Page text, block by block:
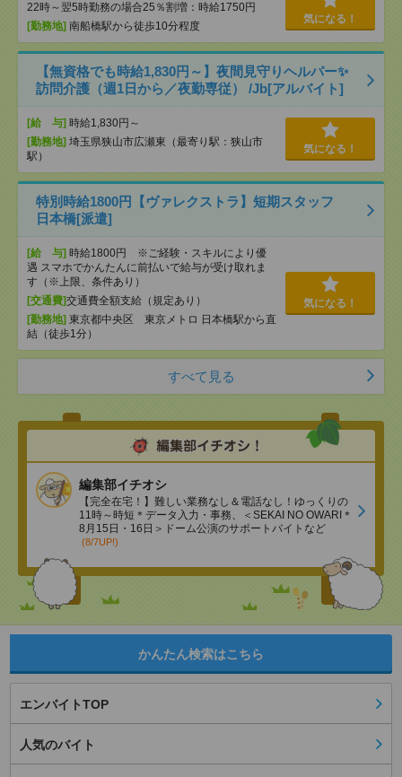
22時～翌5時勤務の場合25％割増：時給1750円
[勤務地] 南船橋駅から徒歩10分程度
気になる！
【無資格でも時給1,830円～】夜間見守りヘルパー✨
訪問介護（週1日から／夜勤専従） /Jb[アルバイト]
[給 与] 時給1,830円～
[勤務地] 埼玉県狭山市広瀬東（最寄り駅：狭山市
駅）
気になる！
特別時給1800円【ヴァレクストラ】短期スタッフ
日本橋[派遣]
[給 与] 時給1800円 ※ご経験・スキルにより優
遇 スマホでかんたんに前払いで給与が受け取れま
す（※上限、条件あり）
[交通費]交通費全額支給（規定あり）
[勤務地] 東京都中央区 東京メトロ 日本橋駅から直
結（徒歩1分）
気になる！
すべて見る
編集部イチオシ
【完全在宅！】難しい業務なし＆電話なし！ゆっくりの
11時～時短＊データ入力・事務、＜SEKAI NO OWARI＊
8月15日・16日＞ドーム公演のサポートバイトなど
(8/7UP!)
かんたん検索はこちら
エンバイトTOP
人気のバイト